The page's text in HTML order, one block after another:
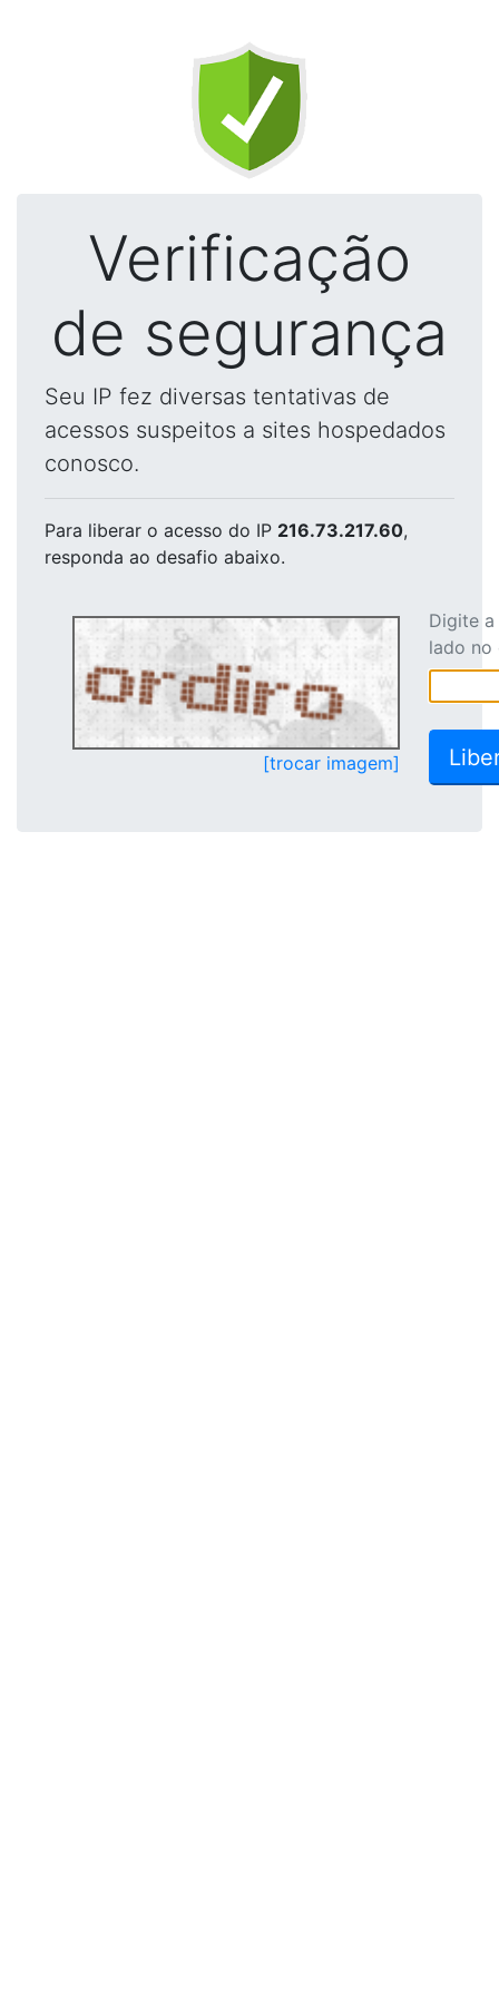
Verificação
de segurança
Seu IP fez diversas tentativas de
acessos suspeitos a sites hospedados
conosco.
Para liberar o acesso do IP 216.73.217.60,
responda ao desafio abaixo.
[trocar imagem]
Digite
lado no